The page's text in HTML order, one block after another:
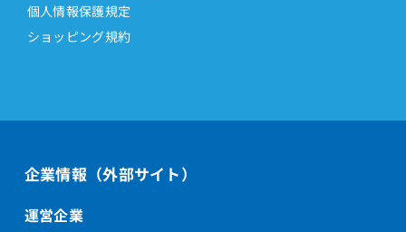
個人情報保護規定
ショッピング規約
企業情報（外部サイト）
運営企業